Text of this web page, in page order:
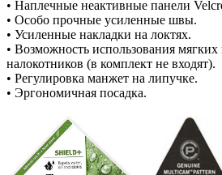
• Наплечные неактивные панели
• Особо прочные усиленные швы.
• Усиленные накладки на локтях.
• Возможность использования
налокотников (в комплект не входят).
• Регулировка манжет на липучке.
• Эргономичная посадка.